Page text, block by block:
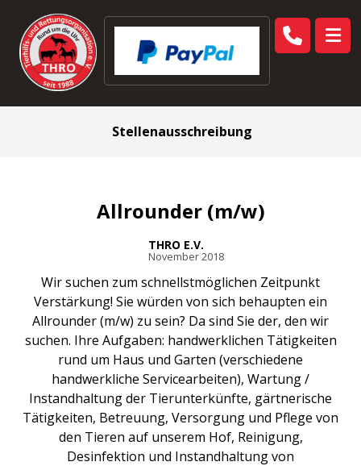
Stellenausschreibung
Allrounder (m/w)
THRO E.V.
November 2018
Wir suchen zum schnellstmöglichen Zeitpunkt
Verstärkung! Sie würden von sich behaupten ein
Allrounder (m/w) zu sein? Da sind Sie der, den wir
suchen. Ihre Aufgaben: handwerklichen Tätigkeiten
rund um Haus und Garten (verschiedene
handwerkliche Servicearbeiten), Wartung /
Instandhaltung der Tierunterkünfte, gärtnerische
Tätigkeiten, Betreuung, Versorgung und Pflege von
den Tieren auf unserem Hof, Reinigung,
Desinfektion und Instandhaltung von